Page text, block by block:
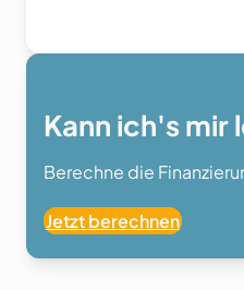
Kann ich's mir
Berechne die
Jetzt berechnen